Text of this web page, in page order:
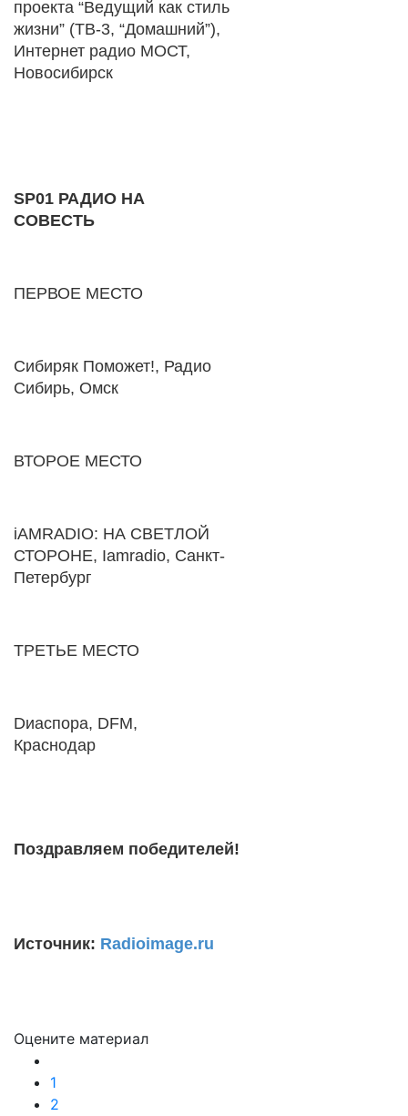
проекта “Ведущий как стиль
жизни” (ТВ-3, “Домашний”),
Интернет радио МОСТ,
Новосибирск
SP01 РАДИО НА
СОВЕСТЬ
ПЕРВОЕ МЕСТО
Сибиряк Поможет!, Радио
Сибирь, Омск
ВТОРОЕ МЕСТО
iAMRADIO: НА СВЕТЛОЙ
СТОРОНЕ, Iamradio, Санкт-
Петербург
ТРЕТЬЕ МЕСТО
Dиаспора, DFM,
Краснодар
Поздравляем победителей!
Источник: Radioimage.ru
Оцените материал
1
2